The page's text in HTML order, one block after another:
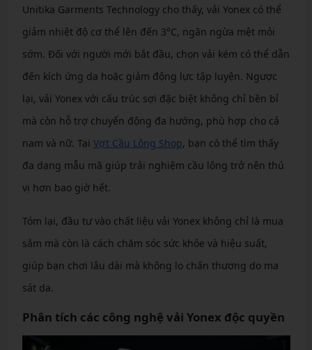
Unitika Garments Technology cho thấy, vải Yonex có thể
giảm nhiệt độ cơ thể lên đến 3°C, ngăn ngừa mệt mỏi
sớm. Đối với người mới bắt đầu, chọn vải kém có thể dẫn
đến kích ứng da hoặc giảm động lực tập luyện. Ngược
lại, vải Yonex với cấu trúc sợi đặc biệt không chỉ bền bỉ
mà còn hỗ trợ chuyển động đa hướng, phù hợp cho cả
nam và nữ. Tại Vợt Cầu Lông Shop, bạn có thể tìm thấy
đa dạng mẫu mã giúp trải nghiệm cầu lông trở nên thú
vị hơn bao giờ hết.
Tóm lại, đầu tư vào chất liệu vải Yonex không chỉ là mua
sắm mà còn là cách chăm sóc sức khỏe và hiệu suất,
giúp bạn chơi lâu dài mà không lo chấn thương do ma
sát da.
Phân tích các công nghệ vải Yonex độc quyền